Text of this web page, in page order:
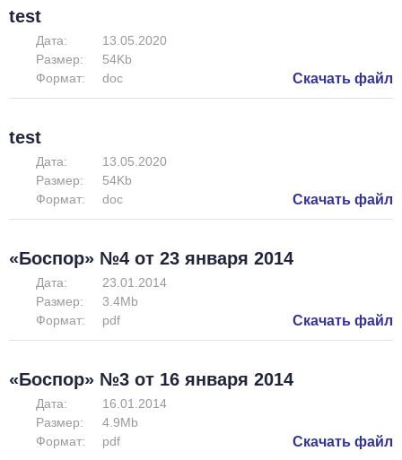
test
Дата:
13.05.2020
Размер:
54Kb
Формат:
doc Скачать файл
test
Дата:
13.05.2020
Размер:
54Kb
Формат:
doc Скачать файл
«Боспор» №4 от 23 января 2014
Дата:
23.01.2014
Размер:
3.4Mb
Формат:
pdf Скачать файл
«Боспор» №3 от 16 января 2014
Дата:
16.01.2014
Размер:
4.9Mb
Формат:
pdf Скачать файл